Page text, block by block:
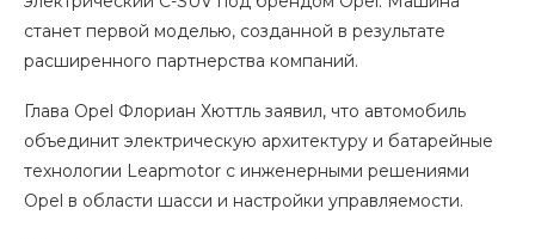
станет первой моделью, созданной в результате
расширенного партнерства компаний.
Глава Opel Флориан Хюттль заявил, что автомобиль
объединит электрическую архитектуру и батарейные
технологии Leapmotor с инженерными решениями
Opel в области шасси и настройки управляемости.